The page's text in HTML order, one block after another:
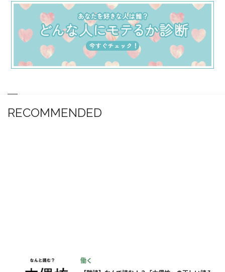
RECOMMENDED
働く